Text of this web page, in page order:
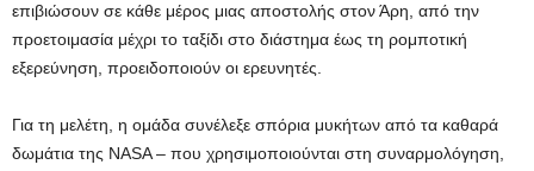
επιβιώσουν σε κάθε μέρος μιας αποστολής στον Άρη, από την
προετοιμασία μέχρι το ταξίδι στο διάστημα έως τη ρομποτική
εξερεύνηση, προειδοποιούν οι ερευνητές.
Για τη μελέτη, η ομάδα συνέλεξε σπόρια μυκήτων από τα καθαρά
δωμάτια της NASA – που χρησιμοποιούνται στη συναρμολόγηση,